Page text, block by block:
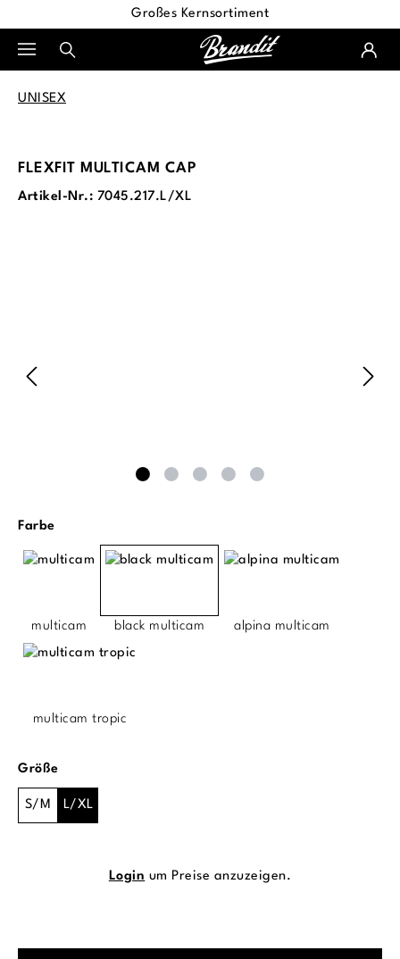
Großes Kernsortiment
UNISEX
FLEXFIT MULTICAM CAP
Artikel-Nr.: 7045.217.L/XL
Farbeauswählen
multicam black multicam alpina multicam
multicam tropic
Größeauswählen
S/M L/XL
Login um Preise anzuzeigen.